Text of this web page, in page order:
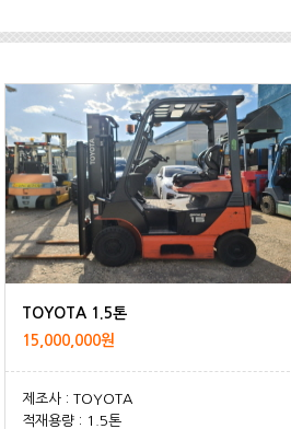
TOYOTA 1.5톤
15,000,000원
제조사 : TOYOTA
적재용량 : 1.5톤